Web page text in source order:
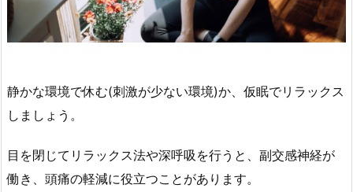
静かな環境で休む(刺激が少ない環境)か、仮眠でリラックス
しましょう。
目を閉じてリラックス法や深呼吸を行うと、副交感神経が
働き、頭痛の軽減に役立つことがあります。